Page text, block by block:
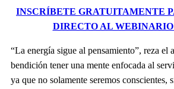
INSCRÍBETE GRATUITAMENTE
DIRECTO AL
“La energía sigue al pensamiento”, reza el
bendición tener una mente enfocada al
ya que no solamente seremos conscientes,